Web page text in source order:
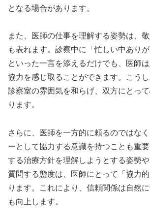
となる場合があります。
また、医師の仕事を理解する姿勢は、
も表れます。診察中に「忙しい中ありが
といった一言を添えるだけでも、医師
協力を感じ取ることができます。こうし
診察室の雰囲気を和らげ、双方にとっ
ります。
さらに、医師を一方的に頼るのではな
ーとして協力する意識を持つことも重
する治療方針を理解しようとする姿勢
質問する態度は、医師にとって「協力
ります。これにより、信頼関係は自然
も向上します。